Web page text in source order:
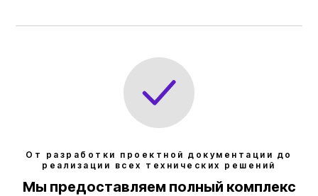
От разработки проектной документации до
реализации всех технических решений
Мы предоставляем полный комплекс